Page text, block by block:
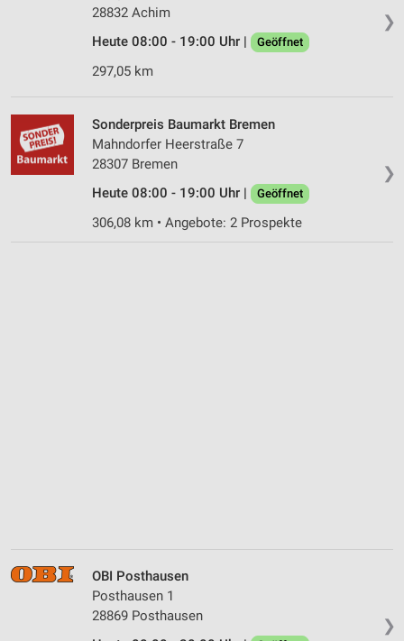
❯
28832 Achim
Heute 08:00 - 19:00 Uhr |
Geöffnet
297,05 km
❯
Sonderpreis Baumarkt Bremen
Mahndorfer Heerstraße 7
28307 Bremen
Heute 08:00 - 19:00 Uhr |
Geöffnet
306,08 km • Angebote: 2 Prospekte
❯
OBI Posthausen
Posthausen 1
28869 Posthausen